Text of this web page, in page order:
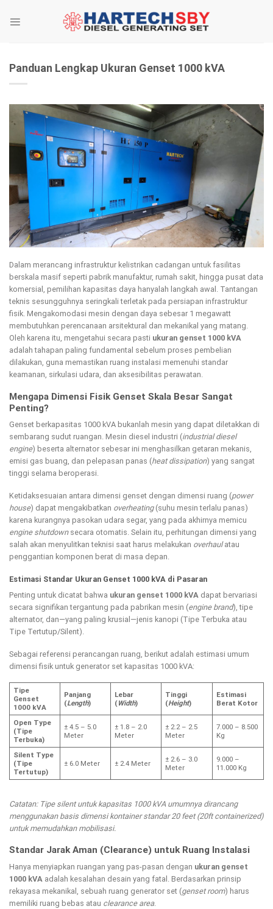
Panduan Lengkap Ukuran Genset 1000 kVA
Dalam merancang infrastruktur kelistrikan cadangan untuk fasilitas
berskala masif seperti pabrik manufaktur, rumah sakit, hingga pusat data
komersial, pemilihan kapasitas daya hanyalah langkah awal. Tantangan
teknis sesungguhnya seringkali terletak pada persiapan infrastruktur
fisik. Mengakomodasi mesin dengan daya sebesar 1 megawatt
membutuhkan perencanaan arsitektural dan mekanikal yang matang.
Oleh karena itu, mengetahui secara pasti ukuran genset 1000 kVA
adalah tahapan paling fundamental sebelum proses pembelian
dilakukan, guna memastikan ruang instalasi memenuhi standar
keamanan, sirkulasi udara, dan aksesibilitas perawatan.
Mengapa Dimensi Fisik Genset Skala Besar Sangat
Penting?
Genset berkapasitas 1000 kVA bukanlah mesin yang dapat diletakkan di
sembarang sudut ruangan. Mesin diesel industri (industrial diesel
engine) beserta alternator sebesar ini menghasilkan getaran mekanis,
emisi gas buang, dan pelepasan panas (heat dissipation) yang sangat
tinggi selama beroperasi.
Ketidaksesuaian antara dimensi genset dengan dimensi ruang (power
house) dapat mengakibatkan overheating(suhu mesin terlalu panas)
karena kurangnya pasokan udara segar, yang pada akhirnya memicu
engine shutdownsecara otomatis. Selain itu, perhitungan dimensi yang
salah akan menyulitkan teknisi saat harus melakukan overhaulatau
penggantian komponen berat di masa depan.
Estimasi Standar Ukuran Genset 1000 kVA di Pasaran
Penting untuk dicatat bahwa ukuran genset 1000 kVA dapat bervariasi
secara signifikan tergantung pada pabrikan mesin (engine brand), tipe
alternator, dan—yang paling krusial—jenis kanopi (Tipe Terbuka atau
Tipe Tertutup/Silent).
Sebagai referensi perancangan ruang, berikut adalah estimasi umum
dimensi fisik untuk generator set kapasitas 1000 kVA:
Tipe
Genset
1000 kVA
Panjang
(Length)
Lebar
(Width)
Tinggi
(Height)
Estimasi
Berat Kotor
Open Type
(Tipe
Terbuka)
± 4.5 – 5.0
Meter
± 1.8 – 2.0
Meter
± 2.2 – 2.5
Meter
7.000 – 8.500
Kg
Silent Type
(Tipe
Tertutup)
± 6.0 Meter ± 2.4 Meter
± 2.6 – 3.0
Meter
9.000 –
11.000 Kg
Catatan: Tipe silent untuk kapasitas 1000 kVA umumnya dirancang
menggunakan basis dimensi kontainer standar 20 feet (20ft containerized)
untuk memudahkan mobilisasi.
Standar Jarak Aman (Clearance) untuk Ruang Instalasi
Hanya menyiapkan ruangan yang pas-pasan dengan ukuran genset
1000 kVA adalah kesalahan desain yang fatal. Berdasarkan prinsip
rekayasa mekanikal, sebuah ruang generator set (genset room) harus
memiliki ruang bebas atau clearance area.